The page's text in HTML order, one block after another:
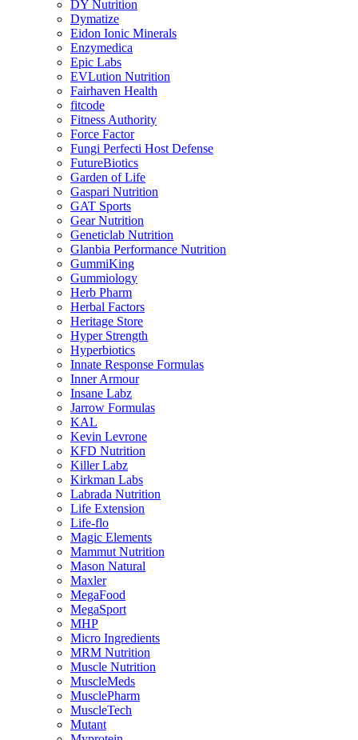
DY Nutrition
Dymatize
Eidon Ionic Minerals
Enzymedica
Epic Labs
EVLution Nutrition
Fairhaven Health
fitcode
Fitness Authority
Force Factor
Fungi Perfecti Host Defense
FutureBiotics
Garden of Life
Gaspari Nutrition
GAT Sports
Gear Nutrition
Geneticlab Nutrition
Glanbia Performance Nutrition
GummiKing
Gummiology
Herb Pharm
Herbal Factors
Heritage Store
Hyper Strength
Hyperbiotics
Innate Response Formulas
Inner Armour
Insane Labz
Jarrow Formulas
KAL
Kevin Levrone
KFD Nutrition
Killer Labz
Kirkman Labs
Labrada Nutrition
Life Extension
Life-flo
Magic Elements
Mammut Nutrition
Mason Natural
Maxler
MegaFood
MegaSport
MHP
Micro Ingredients
MRM Nutrition
Muscle Nutrition
MuscleMeds
MusclePharm
MuscleTech
Mutant